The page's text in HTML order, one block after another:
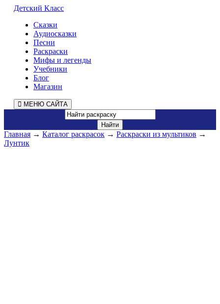
Детский Класс
Сказки
Аудиосказки
Песни
Раскраски
Мифы и легенды
Учебники
Блог
Магазин
МЕНЮ САЙТА
Главная → Каталог раскрасок → Раскраски из мультиков →
Лунтик